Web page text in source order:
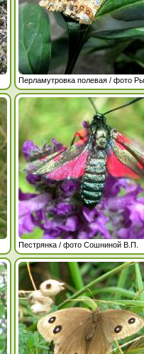
Перламутровка полевая / фото
Г.А.
Пестрянка / фото Сошниной В.П.